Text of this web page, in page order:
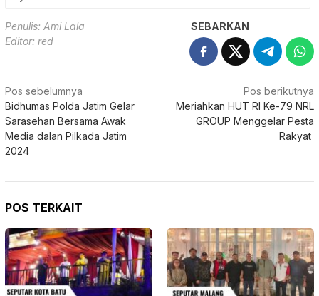
Penulis: Ami Lala
Editor: red
SEBARKAN
Navigasi
pos
Pos sebelumnya
Bidhumas Polda Jatim Gelar
Sarasehan Bersama Awak
Media dalan Pilkada Jatim
2024
Pos berikutnya
Meriahkan HUT RI Ke-79 NRL
GROUP Menggelar Pesta
Rakyat
POS TERKAIT